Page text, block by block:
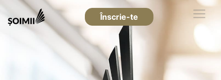
Înscrie-te